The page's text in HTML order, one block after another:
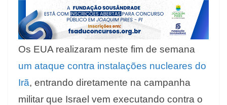
Os EUA realizaram neste fim de semana
um ataque contra instalações nucleares do
Irã, entrando diretamente na campanha
militar que Israel vem executando contra o